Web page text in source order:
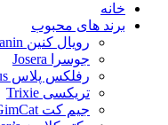
خانه
برند های محبوب
رویال کنین Royal Canin
جوسرا Josera
رفلکس پلاس Reflex Plus
تریکسی Trixie
جیم کت GimCat